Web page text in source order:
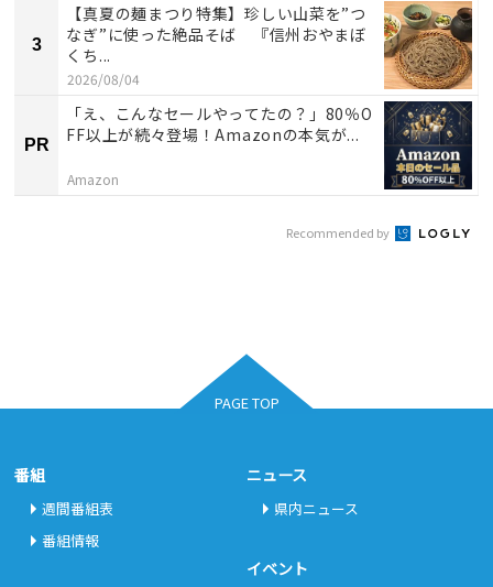
3
【真夏の麺まつり特集】珍しい山菜を”つ
なぎ”に使った絶品そば 『信州おやまぼ
くち...
2026/08/04
PR
「え、こんなセールやってたの？」80％O
FF以上が続々登場！Amazonの本気が...
Amazon
Recommended by
PAGE TOP
番組
週間番組表
番組情報
ニュース
県内ニュース
イベント